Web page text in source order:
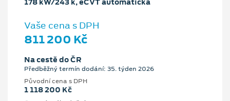
Vaše cena s DPH
811 200 Kč
Na cestě do ČR
Předběžný termín dodání: 35. týden 2026
Původní cena s DPH
1 118 200 Kč